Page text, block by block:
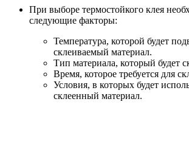
При выборе термостойкого клея
следующие факторы:
Температура, которой будет
склеиваемый материал.
Тип материала, который будет
Время, которое требуется для
Условия, в которых будет
склеенный материал.